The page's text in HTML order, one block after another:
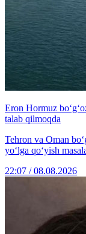
Eron Hormuz
talab qilmoqda
Tehron va Oman
yo‘lga qo‘yish
22:07 / 08.08.2026